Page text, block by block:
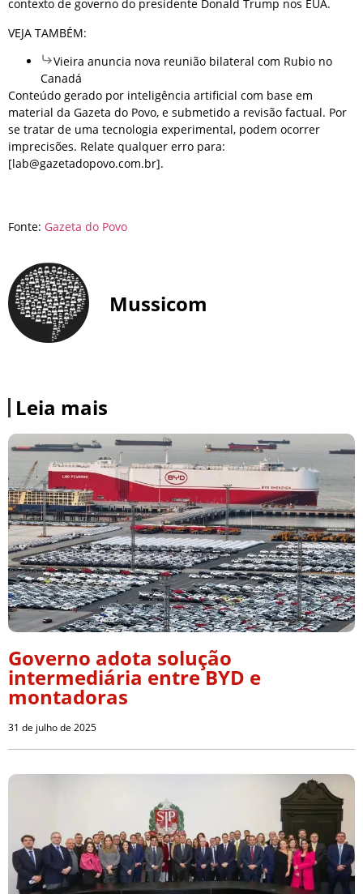
contexto de governo do presidente Donald Trump nos EUA.
VEJA TAMBÉM:
Vieira anuncia nova reunião bilateral com Rubio no
Canadá
Conteúdo gerado por inteligência artificial com base em
material da Gazeta do Povo, e submetido a revisão factual. Por
se tratar de uma tecnologia experimental, podem ocorrer
imprecisões. Relate qualquer erro para:
[lab@gazetadopovo.com.br].
Fonte: Gazeta do Povo
Mussicom
Leia mais
Governo adota solução
intermediária entre BYD e
montadoras
31 de julho de 2025